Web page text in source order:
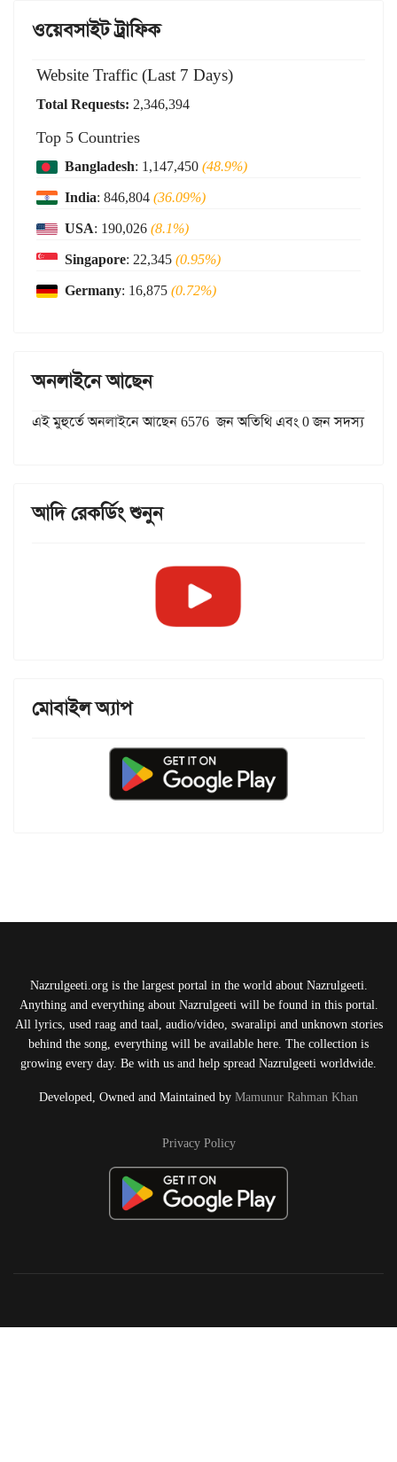
ওয়েবসাইট ট্রাফিক
Website Traffic (Last 7 Days)
Total Requests: 2,346,394
Top 5 Countries
Bangladesh: 1,147,450(48.9%)
India: 846,804(36.09%)
USA: 190,026(8.1%)
Singapore: 22,345(0.95%)
Germany: 16,875(0.72%)
অনলাইনে আছেন
এই মুহুর্তে অনলাইনে আছেন 6576 জন অতিথি এবং 0 জন সদস্য
আদি রেকর্ডিং শুনুন
মোবাইল অ্যাপ
Nazrulgeeti.org is the largest portal in the world about Nazrulgeeti.
Anything and everything about Nazrulgeeti will be found in this portal.
All lyrics, used raag and taal, audio/video, swaralipi and unknown stories
behind the song, everything will be available here. The collection is
growing every day. Be with us and help spread Nazrulgeeti worldwide.
Developed, Owned and Maintained by Mamunur Rahman Khan
Privacy Policy